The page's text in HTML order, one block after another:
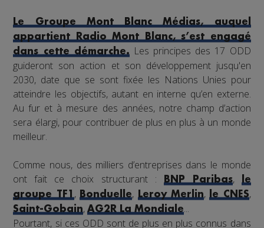
Le Groupe Mont Blanc Médias, auquel
appartient Radio Mont Blanc, s’est engagé
dans cette démarche.Les principes des 17 ODD
guideront son action et son développement jusqu'en
2030, date que se sont fixée les Nations Unies pour
atteindre les objectifs, autant en interne qu’en externe.
Au fur et à mesure des années, notre champ d’action
sera élargi, pour contribuer de plus en plus à un monde
meilleur.
Comme nous, des milliers d’entreprises dans le monde
ont fait ce choix structurant :
BNP Paribas,
le
groupe TF1 , Bonduelle, Leroy Merlin, le CNES,
Saint-Gobain,AG2R La Mondiale...
Pourtant, si ces ODD sont de plus en plus connus dans